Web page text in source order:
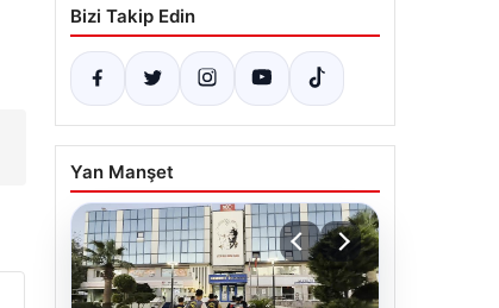
Bizi Takip Edin
Yan Manşet